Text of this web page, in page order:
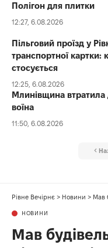
Полігон для плитки
12:27, 6.08.2026
Пільговий проїзд у
транспортної картки:
стосується
12:25, 6.08.2026
Млинівщина втратила
воїна
11:50, 6.08.2026
Рівне Вечірнє > Новини > Мав
НОВИНИ
Мав